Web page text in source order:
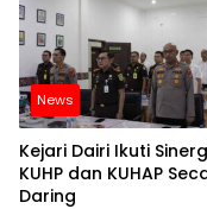
News
Kejari Dairi Ikuti
KUHP dan KUHAP
Daring